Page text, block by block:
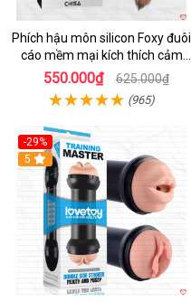
Phích hậu môn silicon Foxy đuôi
cáo mềm mại kích thích cảm
giác mới
550.000₫ 625.000₫
(965)
-29%
Hot
5